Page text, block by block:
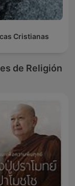
Cristianas
de Religión